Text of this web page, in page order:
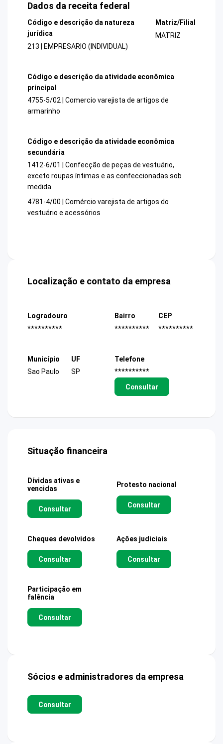
Dados da receita federal
Código e descrição da natureza
jurídica
213 | EMPRESARIO (INDIVIDUAL)
Matriz/Filial
MATRIZ
Código e descrição da atividade econômica
principal
4755-5/02 | Comercio varejista de artigos de
armarinho
Código e descrição da atividade econômica
secundária
1412-6/01 | Confecção de peças de vestuário,
exceto roupas íntimas e as confeccionadas sob
medida
4781-4/00 | Comércio varejista de artigos do
vestuário e acessórios
Localização e contato da empresa
Logradouro
**********
Bairro
**********
CEP
**********
Município
Sao Paulo
UF
SP
Telefone
**********
Consultar
Situação financeira
Dívidas ativas e
vencidas
Consultar
Protesto nacional
Consultar
Cheques devolvidos
Consultar
Ações judiciais
Consultar
Participação em
falência
Consultar
Sócios e administradores da empresa
Consultar